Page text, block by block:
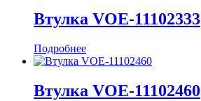
Втулка VOE-11102333
Подробнее
Втулка VOE-11102460